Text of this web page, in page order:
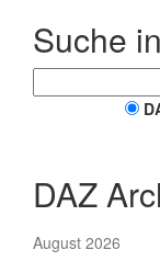
Suche
DAZ
August 2026